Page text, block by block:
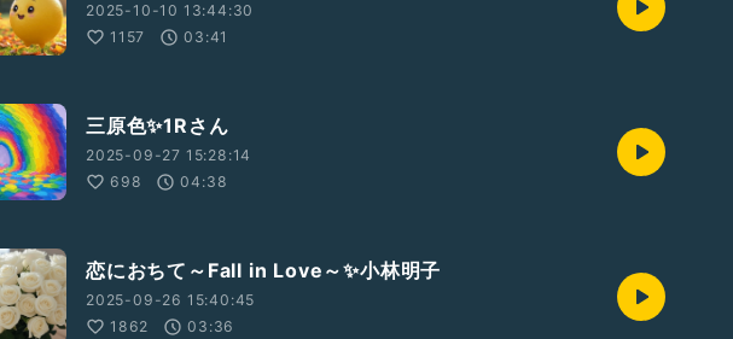
2025-10-10 13:44:30
1157
03:41
三原色✨1Rさん
2025-09-27 15:28:14
698
04:38
恋におちて～Fall in Love～✨小林明子
2025-09-26 15:40:45
1862
03:36